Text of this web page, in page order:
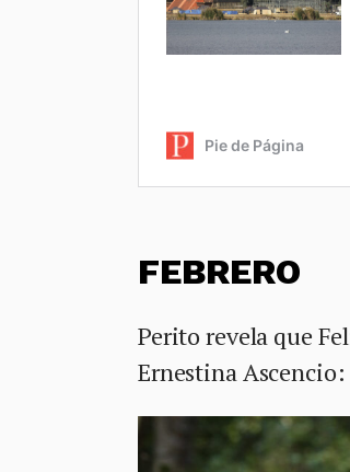
FEBRERO
Perito revela que
Ernestina Ascencio: